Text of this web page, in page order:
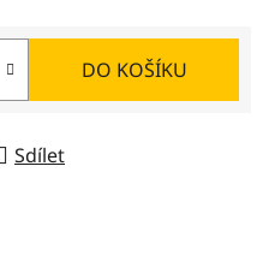
DO KOŠÍKU
Sdílet